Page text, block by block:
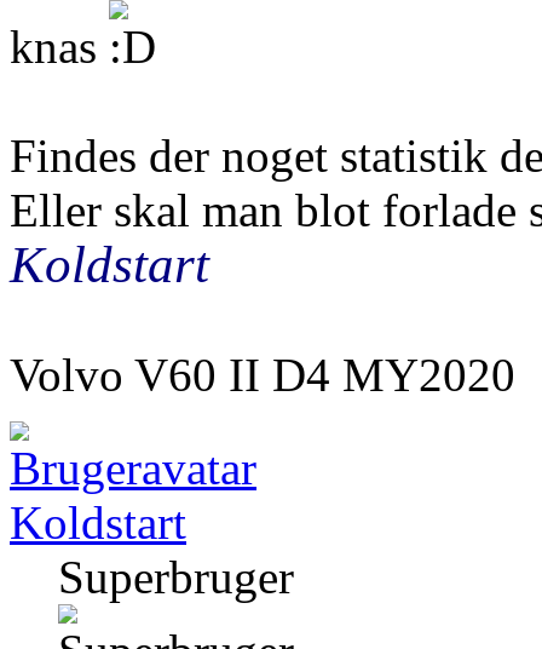
knas
Findes der noget statistik
Eller skal man blot forlade
Koldstart
Volvo V60 II D4 MY2020
Koldstart
Superbruger